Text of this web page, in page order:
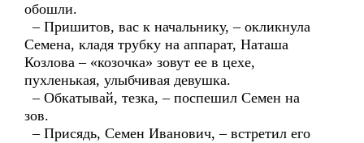
обошли.
– Пришитов, вас к начальнику, – окликнула
Семена, кладя трубку на аппарат, Наташа
Козлова – «козочка» зовут ее в цехе,
пухленькая, улыбчивая девушка.
– Обкатывай, тезка, – поспешил Семен на
зов.
– Присядь, Семен Иванович, – встретил его